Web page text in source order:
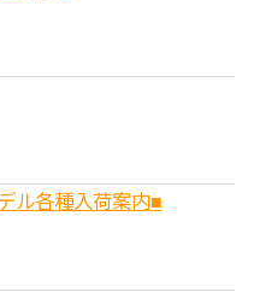
ル各種入荷案内■